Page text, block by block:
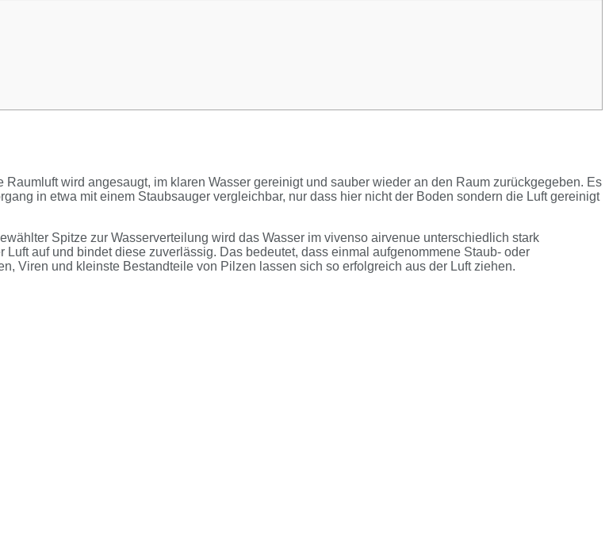
wird angesaugt, im klaren Wasser gereinigt und sauber wieder an den Raum zurückgegeben. Es
in etwa mit einem Staubsauger vergleichbar, nur dass hier nicht der Boden sondern die Luft gereinigt
Spitze zur Wasserverteilung wird das Wasser im vivenso airvenue unterschiedlich stark
auf und bindet diese zuverlässig. Das bedeutet, dass einmal aufgenommene Staub- oder
Viren und kleinste Bestandteile von Pilzen lassen sich so erfolgreich aus der Luft ziehen.